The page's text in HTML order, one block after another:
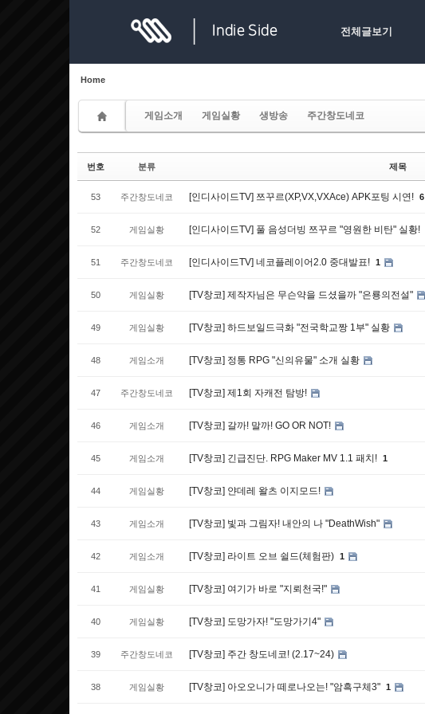
전체글보기
Home
게임소개 게임실황 생방송
주간창도네코
번호 분류 제목
53 주간창도네코 [인디사이드TV] 쯔꾸르(XP,VX,VXAce) APK포팅 시연! 6
52 게임실황 [인디사이드TV] 풀 음성더빙 쯔꾸르 "영원한 비탄" 실황!
51 주간창도네코 [인디사이드TV] 네코플레이어2.0 중대발표! 1
50 게임실황 [TV창코] 제작자님은 무슨약을 드셨을까 "은룡의전설"
49 게임실황 [TV창코] 하드보일드극화 "전국학교짱 1부" 실황
48 게임소개 [TV창코] 정통 RPG "신의유물" 소개 실황
47 주간창도네코 [TV창코] 제1회 자캐전 탐방!
46 게임소개 [TV창코] 갈까! 말까! GO OR NOT!
45 게임소개 [TV창코] 긴급진단. RPG Maker MV 1.1 패치! 1
44 게임실황 [TV창코] 얀데레 왈츠 이지모드!
43 게임소개 [TV창코] 빛과 그림자! 내안의 나 "DeathWish"
42 게임소개 [TV창코] 라이트 오브 쉴드(체험판) 1
41 게임실황 [TV창코] 여기가 바로 "지뢰천국!"
40 게임실황 [TV창코] 도망가자! "도망가기4"
39 주간창도네코 [TV창코] 주간 창도네코! (2.17~24)
38 게임실황 [TV창코] 아오오니가 떼로나오는! "암흑구체3" 1
Sketchbook5, 스케치북5
Sketchbook5, 스케치북5
Sketchbook5, 스케치북5
Sketchbook5, 스케치북5